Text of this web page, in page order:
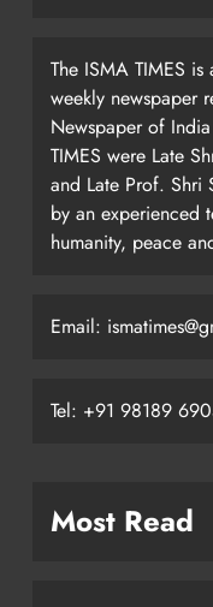
The ISMA TIMES
weekly newspaper
Newspaper of
TIMES were Late
and Late Prof. Shri
by an experienced
humanity, peace
Email:
Tel: +91 98189
Most Read